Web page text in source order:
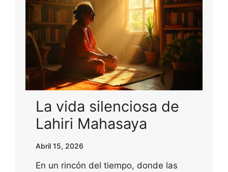
La vida silenciosa de
Lahiri Mahasaya
Abril 15, 2026
En un rincón del tiempo, donde las